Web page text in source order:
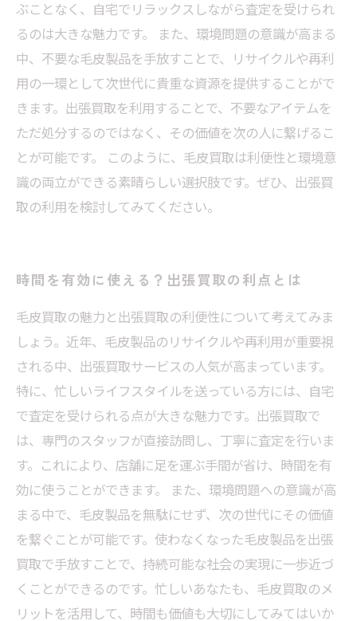
ぶことなく、自宅でリラックスしながら査定を受けられ
るのは大きな魅力です。 また、環境問題の意識が高まる
中、不要な毛皮製品を手放すことで、リサイクルや再利
用の一環として次世代に貴重な資源を提供することがで
きます。出張買取を利用することで、不要なアイテムを
ただ処分するのではなく、その価値を次の人に繋げるこ
とが可能です。 このように、毛皮買取は利便性と環境意
識の両立ができる素晴らしい選択肢です。ぜひ、出張買
取の利用を検討してみてください。
時間を有効に使える？出張買取の利点とは
毛皮買取の魅力と出張買取の利便性について考えてみま
しょう。近年、毛皮製品のリサイクルや再利用が重要視
される中、出張買取サービスの人気が高まっています。
特に、忙しいライフスタイルを送っている方には、自宅
で査定を受けられる点が大きな魅力です。出張買取で
は、専門のスタッフが直接訪問し、丁寧に査定を行いま
す。これにより、店舗に足を運ぶ手間が省け、時間を有
効に使うことができます。 また、環境問題への意識が高
まる中で、毛皮製品を無駄にせず、次の世代にその価値
を繋ぐことが可能です。使わなくなった毛皮製品を出張
買取で手放すことで、持続可能な社会の実現に一歩近づ
くことができるのです。忙しいあなたも、毛皮買取のメ
リットを活用して、時間も価値も大切にしてみてはいか